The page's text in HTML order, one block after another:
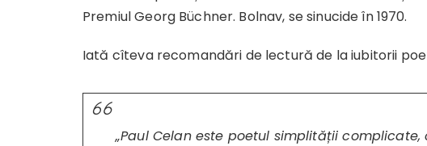
Premiul Georg Büchner. Bolnav, se sinucide în 1970.
Iată cîteva recomandări de lectură de la iubitorii
„Paul Celan este poetul simplității